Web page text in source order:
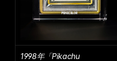
1998年「Pikachu